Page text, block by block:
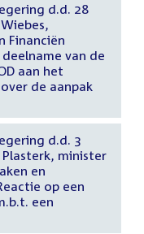
d.d. 28
Financiën
van de
aan het
de aanpak
d.d. 3
Plasterk, minister
en
op een
een